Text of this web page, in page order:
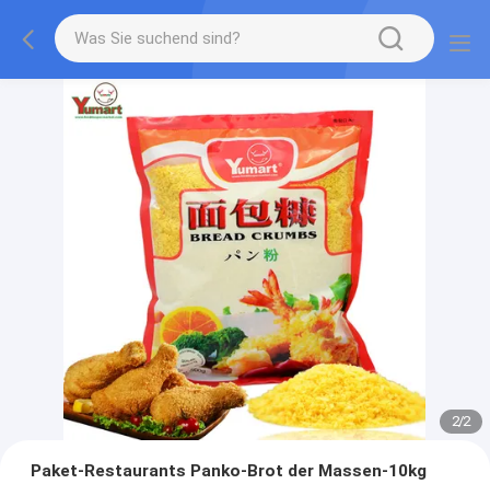
2/2
Paket-Restaurants Panko-Brot der Massen-10kg